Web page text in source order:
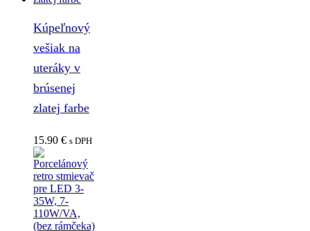
Kúpeľnový
vešiak na
uteráky v
brúsenej
zlatej farbe
15.90 € s DPH